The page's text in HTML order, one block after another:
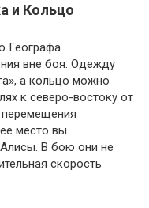
и Кольцо
Географа
вне боя. Одежду
а кольцо можно
к северо-востоку от
место вы
В бою они не
скорость